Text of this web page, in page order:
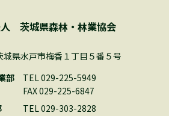
茨城県森林・林業協会
城県水戸市梅香１丁目５番５号
部
TEL 029-225-5949
FAX 029-225-6847
TEL 029-303-2828